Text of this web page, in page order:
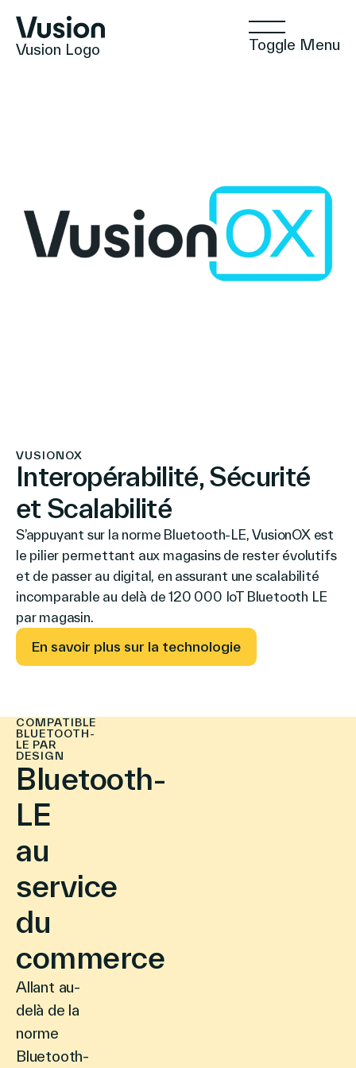
Vusion Logo Toggle Menu
Solutions
Contactez-nous
Recherche
Investisseurs
Partenaires
Français
VUSIONOX
Interopérabilité, Sécurité
et Scalabilité
S’appuyant sur la norme Bluetooth-LE, VusionOX est
le pilier permettant aux magasins de rester évolutifs
et de passer au digital, en assurant une scalabilité
incomparable au delà de 120 000 IoT Bluetooth LE
par magasin.
En savoir plus sur la technologie
COMPATIBLE
BLUETOOTH-
LE PAR
DESIGN
Bluetooth-
LE
au
service
du
commerce
Allant au-
delà de la
norme
Bluetooth-